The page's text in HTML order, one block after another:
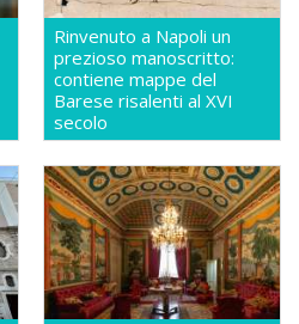
Rinvenuto a Napoli un
prezioso manoscritto:
contiene mappe del
Barese risalenti al XVI
secolo